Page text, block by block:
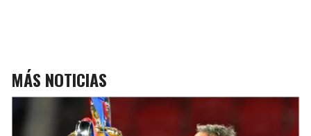
MÁS NOTICIAS